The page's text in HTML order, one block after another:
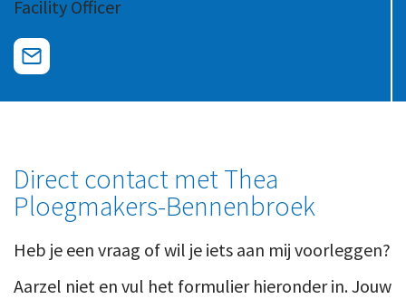
Veilig bestanden delen
Informatiebeveiliging en privacy
Internationaal ondernemen
Privézaken en ambitie
Strategie en bedrijfsinrichting
Ons team
Werken-bij
Facility Officer
Direct contact met Thea
Ploegmakers-Bennenbroek
Heb je een vraag of wil je iets aan mij voorleggen?
Aarzel niet en vul het formulier hieronder in. Jouw